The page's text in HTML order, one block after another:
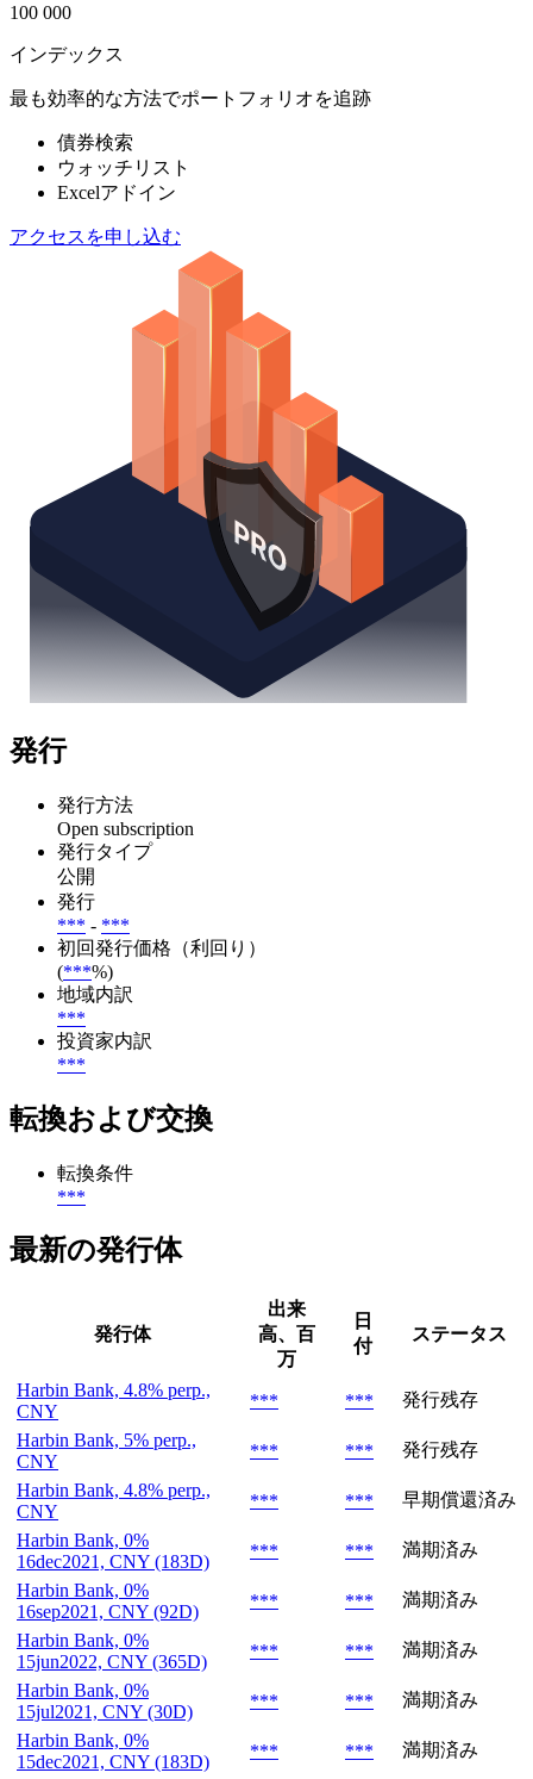
100 000
インデックス
最も効率的な方法でポートフォリオを追跡
債券検索
ウォッチリスト
Excelアドイン
アクセスを申し込む
発行
発行方法
Open subscription
発行タイプ
公開
発行
*** - ***
初回発行価格（利回り）
(***%)
地域内訳
***
投資家内訳
***
転換および交換
転換条件
***
最新の発行体
発行体
出来
高、百
万
日
付
ステータス
Harbin Bank, 4.8% perp.,
CNY
*** ***
発行残存
Harbin Bank, 5% perp.,
CNY
*** ***
発行残存
Harbin Bank, 4.8% perp.,
CNY
*** ***
早期償還済み
Harbin Bank, 0%
16dec2021, CNY (183D)
*** ***
満期済み
Harbin Bank, 0%
16sep2021, CNY (92D)
*** ***
満期済み
Harbin Bank, 0%
15jun2022, CNY (365D)
*** ***
満期済み
Harbin Bank, 0%
15jul2021, CNY (30D)
*** ***
満期済み
Harbin Bank, 0%
15dec2021, CNY (183D)
*** ***
満期済み